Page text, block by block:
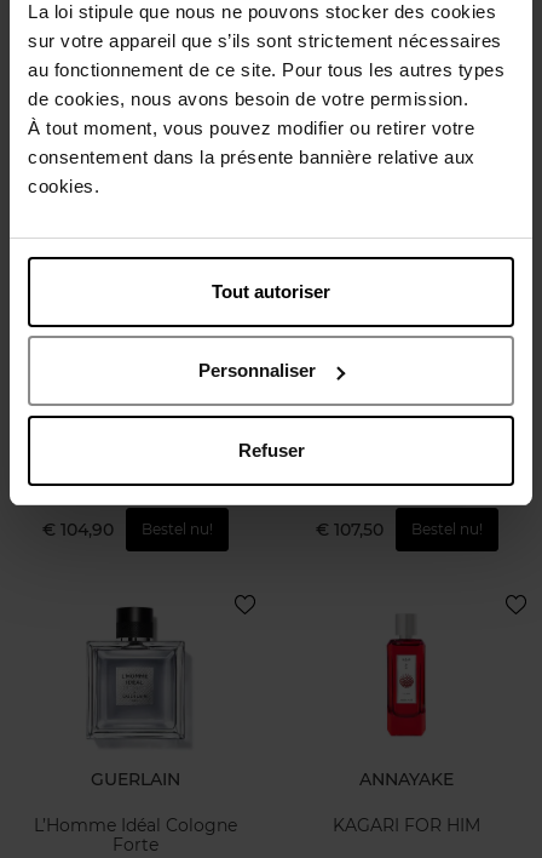
La loi stipule que nous ne pouvons stocker des cookies
sur votre appareil que s’ils sont strictement nécessaires
au fonctionnement de ce site. Pour tous les autres types
de cookies, nous avons besoin de votre permission.
À tout moment, vous pouvez modifier ou retirer votre
consentement dans la présente bannière relative aux
cookies.
Tout autoriser
Personnaliser
Refuser
Eau de Parfum
€ 130,50 Bestel nu!
Eau de Parfum
€ 86,50 Bestel nu!
SCANDAL POUR HOMME
ELIXIR
€ 104,90 Bestel nu!
For Him Musc Santal Eau de
Parfum Intense
€ 107,50 Bestel nu!
GUERLAIN
L’Homme Idéal Cologne
Forte
ANNAYAKE
KAGARI FOR HIM